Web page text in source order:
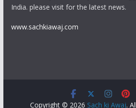
India. please visit for the latest news.
www.sachkiawaj.com
Copyright © 2026 Sach ki Awaj.